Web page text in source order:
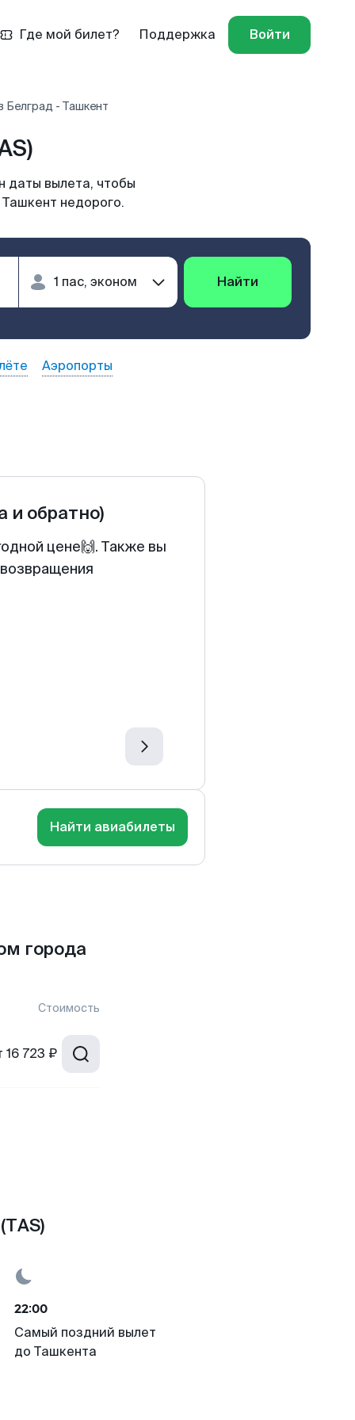
Где мой билет? Поддержка Войти
Белград - Ташкент
даты вылета, чтобы
недорого.
Найти
Аэропорты
и обратно)
цене🙌. Также вы
Найти авиабилеты
города
Стоимость
16 723 ₽
22:00
Самый поздний вылет
до Ташкента